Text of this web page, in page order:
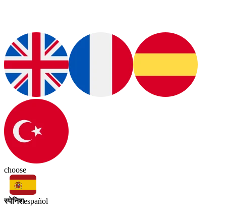
choose
स्पेनिशespañol